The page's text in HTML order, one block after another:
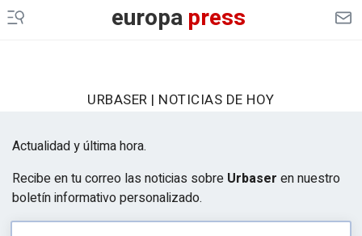
europapress
URBASER | NOTICIAS DE HOY
Actualidad y última hora.
Recibe en tu correo las noticias sobre Urbaser en nuestro
boletín informativo personalizado.